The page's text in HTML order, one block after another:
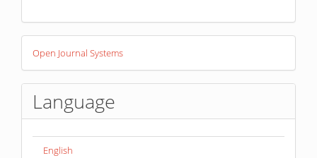
Developed
ByOpen Journal Systems
Language
English